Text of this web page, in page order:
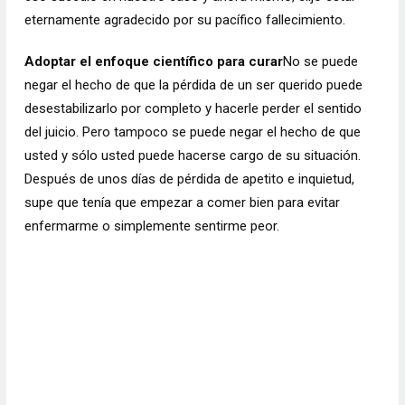
eternamente agradecido por su pacífico fallecimiento.
Adoptar el enfoque científico para curarNo se puede
negar el hecho de que la pérdida de un ser querido puede
desestabilizarlo por completo y hacerle perder el sentido
del juicio. Pero tampoco se puede negar el hecho de que
usted y sólo usted puede hacerse cargo de su situación.
Después de unos días de pérdida de apetito e inquietud,
supe que tenía que empezar a comer bien para evitar
enfermarme o simplemente sentirme peor.